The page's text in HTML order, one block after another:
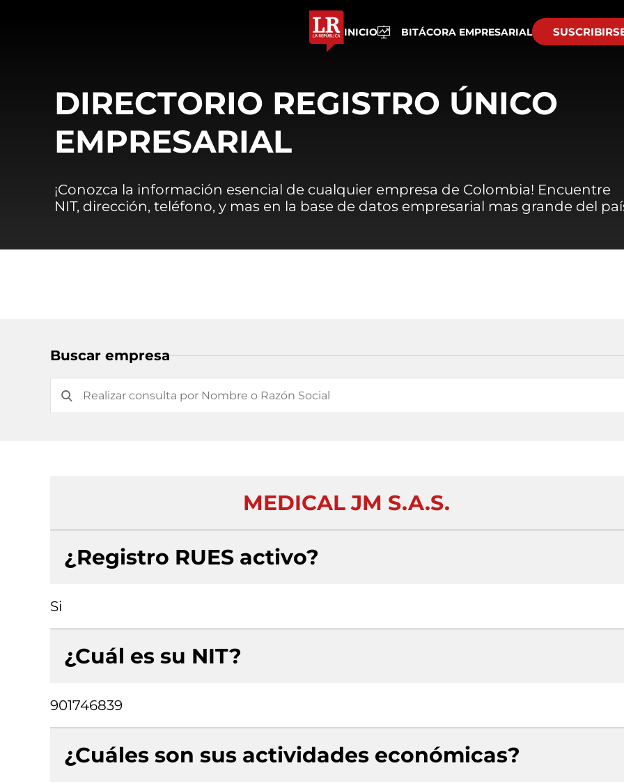
INICIO BITÁCORA EMPRESARIAL
DIRECTORIO REGISTRO ÚNICO
EMPRESARIAL
¡Conozca la información esencial de cualquier empresa de Colombia! Encuentre
NIT, dirección, teléfono, y mas en la base de datos empresarial mas grande del
Buscar empresa
MEDICAL JM S.A.S.
¿Registro RUES activo?
Si
¿Cuál es su NIT?
901746839
¿Cuáles son sus actividades económicas?